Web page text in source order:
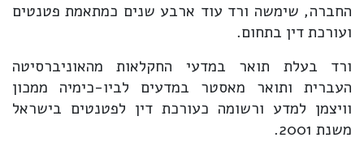
החברה, שימשה ורד עוד ארבע שנים כמתאמת פטנטים
ועורכת דין בתחום.
ורד בעלת תואר במדעי החקלאות מהאוניברסיטה
העברית ותואר מאסטר במדעים לביו-כימיה ממכון
וויצמן למדע ורשומה כעורכת דין לפטנטים בישראל
משנת 2001.